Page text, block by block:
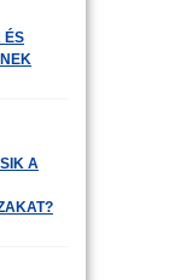
ÉS
A